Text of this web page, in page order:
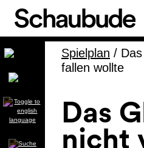
Spielplan /
fallen wollte
Das
nicht